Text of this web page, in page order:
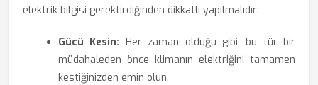
elektrik bilgisi gerektirdiğinden dikkatli yapılmalıdır:
Gücü Kesin: Her zaman olduğu gibi, bu tür bir
müdahaleden önce klimanın elektriğini tamamen
kestiğinizden emin olun.